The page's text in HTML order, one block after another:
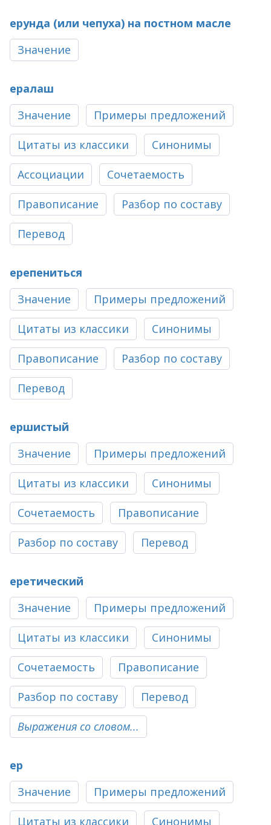
ерунда (или чепуха) на постном масле
Значение
ералаш
Значение
Примеры предложений
Цитаты из классики Синонимы
Ассоциации Сочетаемость
Правописание Разбор по составу
Перевод
ерепениться
Значение
Примеры предложений
Цитаты из классики Синонимы
Правописание Разбор по составу
Перевод
ершистый
Значение
Примеры предложений
Цитаты из классики Синонимы
Сочетаемость Правописание
Разбор по составу Перевод
еретический
Значение
Примеры предложений
Цитаты из классики Синонимы
Сочетаемость Правописание
Разбор по составу Перевод
Выражения со словом...
ер
Значение
Примеры предложений
Цитаты из классики Синонимы